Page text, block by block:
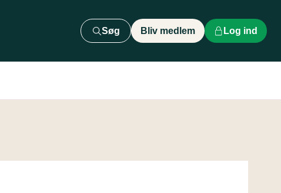
Søg Bliv medlem Log ind